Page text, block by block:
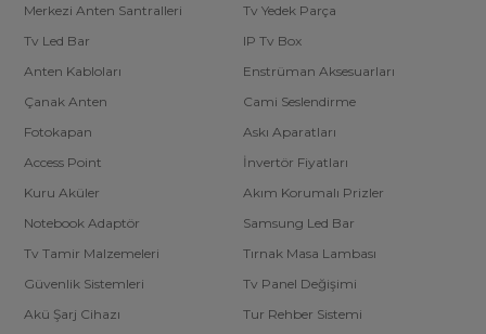
Merkezi Anten Santralleri
Tv Yedek Parça
Tv Led Bar
IP Tv Box
Anten Kabloları
Enstrüman Aksesuarları
Çanak Anten
Cami Seslendirme
Fotokapan
Askı Aparatları
Access Point
İnvertör Fiyatları
Kuru Aküler
Akım Korumalı Prizler
Notebook Adaptör
Samsung Led Bar
Tv Tamir Malzemeleri
Tırnak Masa Lambası
Güvenlik Sistemleri
Tv Panel Değişimi
Akü Şarj Cihazı
Tur Rehber Sistemi